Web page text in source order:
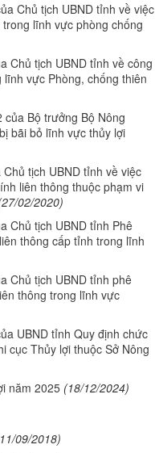
Chủ tịch UBND tỉnh về việc
lĩnh vực phòng chống
Chủ tịch UBND tỉnh về công
vực Phòng, chống thiên
Bộ trưởng Bộ Nông
bãi bỏ lĩnh vực thủy lợi
tịch UBND tỉnh về việc
liên thông thuộc phạm vi
02/2020)
Chủ tịch UBND tỉnh Phê
thông cấp tỉnh trong lĩnh
Chủ tịch UBND tỉnh phê
thông trong lĩnh vực
UBND tỉnh Quy định chức
cục Thủy lợi thuộc Sở Nông
năm 2025 (18/12/2024)
09/2018)